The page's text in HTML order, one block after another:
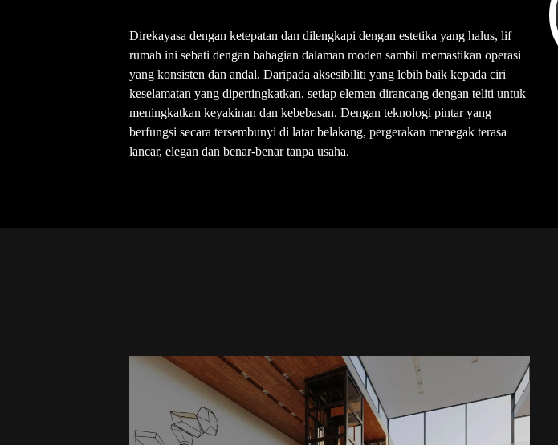
Direkayasa dengan ketepatan dan dilengkapi dengan estetika yang halus, lif
rumah ini sebati dengan bahagian dalaman moden sambil memastikan operasi
yang konsisten dan andal. Daripada aksesibiliti yang lebih baik kepada ciri
keselamatan yang dipertingkatkan, setiap elemen dirancang dengan teliti untuk
meningkatkan keyakinan dan kebebasan. Dengan teknologi pintar yang
berfungsi secara tersembunyi di latar belakang, pergerakan menegak terasa
lancar, elegan dan benar-benar tanpa usaha.